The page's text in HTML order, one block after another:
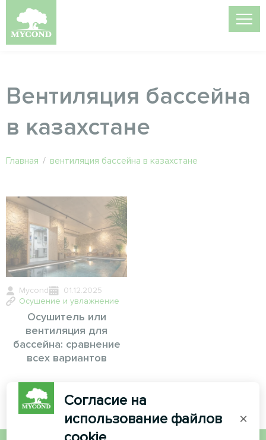
Вентиляция бассейна
в казахстане
Главная / вентиляция бассейна в казахстане
Mycond
01.12.2025
Осушение и увлажнение
Осушитель или
вентиляция для
бассейна: сравнение
всех вариантов
Согласие на
использование файлов
×